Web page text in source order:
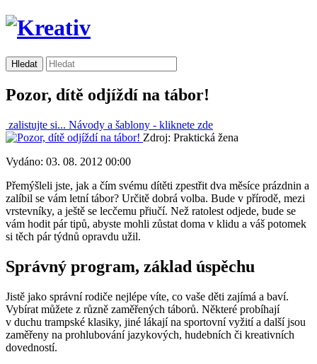
Pozor, dítě odjíždí na tábor!
zalistujte si... Návody a šablony - kliknete zde
Zdroj: Praktická žena
Vydáno: 03. 08. 2012 00:00
Přemýšleli jste, jak a čím svému dítěti zpestřit dva měsíce prázdnin a
zalíbil se vám letní tábor? Určitě dobrá volba. Bude v přírodě, mezi
vrstevníky, a ještě se lecčemu přiučí. Než ratolest odjede, bude se
vám hodit pár tipů, abyste mohli zůstat doma v klidu a váš potomek
si těch pár týdnů opravdu užil.
Správný program, základ úspěchu
Jistě jako správní rodiče nejlépe víte, co vaše děti zajímá a baví.
Vybírat můžete z různě zaměřených táborů. Některé probíhají
v duchu trampské klasiky, jiné lákají na sportovní vyžití a další jsou
zaměřeny na prohlubování jazykových, hudebních či kreativních
dovedností.